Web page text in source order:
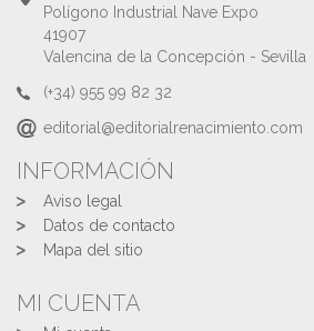
Polígono Industrial Nave Expo
41907
Valencina de la Concepción - Sevilla
(+34) 955 99 82 32
editorial@editorialrenacimiento.com
INFORMACIÓN
Aviso legal
Datos de contacto
Mapa del sitio
MI CUENTA